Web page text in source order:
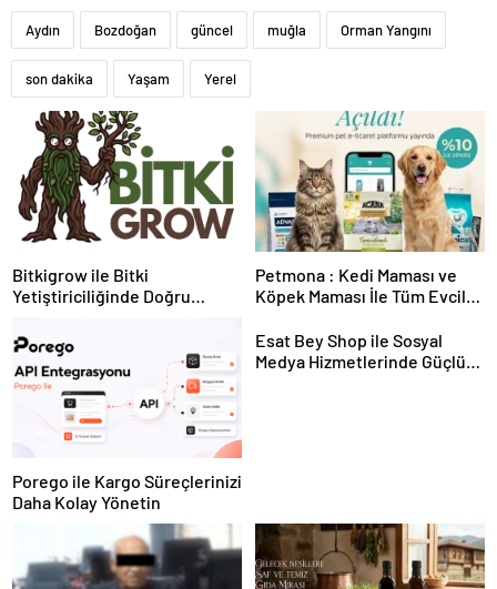
Aydın Bozdoğan güncel muğla Orman Yangını
son dakika Yaşam Yerel
Bitkigrow ile Bitki
Yetiştiriciliğinde Doğru
Petmona : Kedi Maması ve
Köpek Maması İle Tüm Evcil
Porego ile Kargo Süreçlerinizi
Daha Kolay Yönetin
Esat Bey Shop ile Sosyal
Medya Hizmetlerinde Güçlü